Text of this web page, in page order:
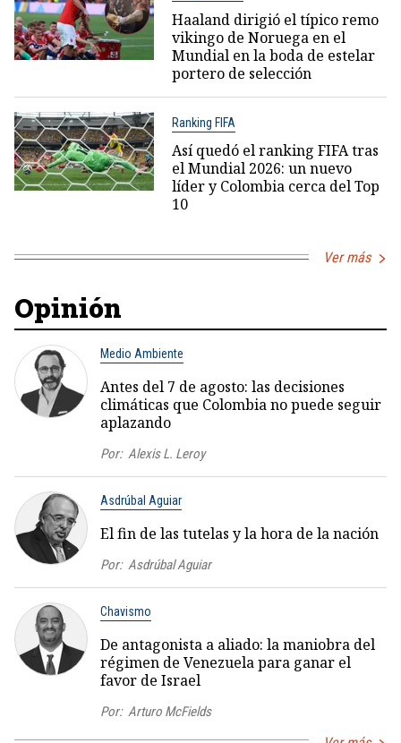
Haaland dirigió el típico remo
vikingo de Noruega en el
Mundial en la boda de estelar
portero de selección
Ranking FIFA
Así quedó el ranking FIFA tras
el Mundial 2026: un nuevo
líder y Colombia cerca del Top
10
Ver más
Opinión
Medio Ambiente
Antes del 7 de agosto: las decisiones
climáticas que Colombia no puede seguir
aplazando
Por: Alexis L. Leroy
Asdrúbal Aguiar
El fin de las tutelas y la hora de la nación
Por: Asdrúbal Aguiar
Chavismo
De antagonista a aliado: la maniobra del
régimen de Venezuela para ganar el
favor de Israel
Por: Arturo McFields